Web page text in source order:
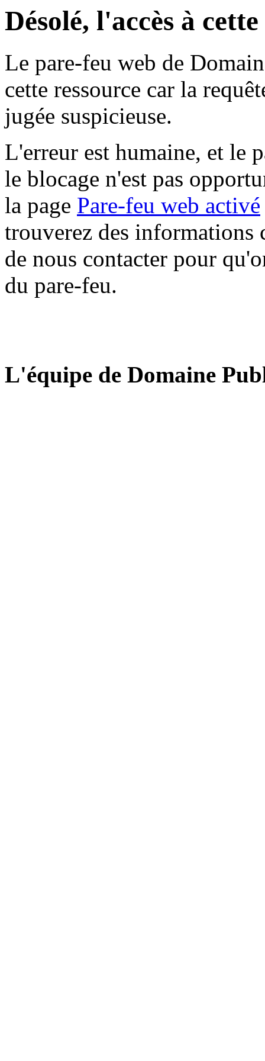
Désolé, l'accès à
Le pare-feu web de
cette ressource car la
jugée suspicieuse.
L'erreur est humaine, et le
le blocage n'est pas
la page Pare-feu web activé
trouverez des informations
de nous contacter pour
du pare-feu.
L'équipe de Domaine